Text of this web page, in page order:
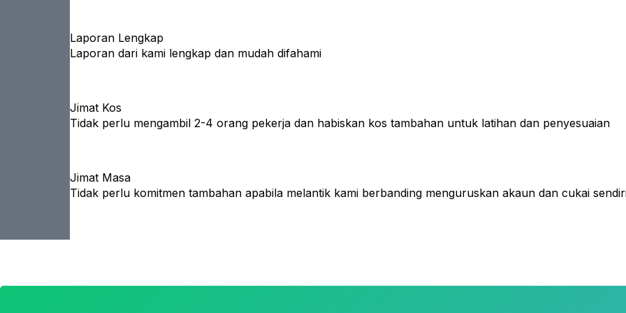
Laporan Lengkap
Laporan dari kami lengkap dan mudah difahami
Jimat Kos
Tidak perlu mengambil 2-4 orang pekerja dan habiskan kos tambahan untuk latihan dan penyesuaian
Jimat Masa
Tidak perlu komitmen tambahan apabila melantik kami berbanding menguruskan akaun dan cukai